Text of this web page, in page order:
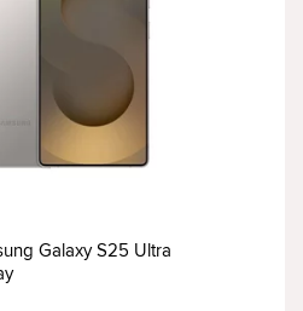
Galaxy S25 Ultra